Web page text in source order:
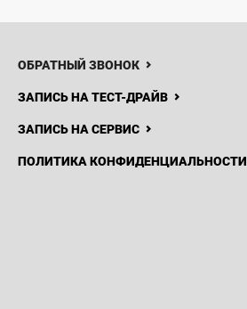
947-777
ОБРАТНЫЙ ЗВОНОК
ЗАПИСЬ НА ТЕСТ-ДРАЙВ
ЗАПИСЬ НА СЕРВИС
ПОЛИТИКА КОНФИДЕНЦИАЛЬНОСТИ